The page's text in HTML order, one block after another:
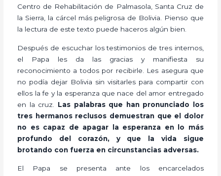
Centro de Rehabilitación de Palmasola, Santa Cruz de
la Sierra, la cárcel más peligrosa de Bolivia. Pienso que
la lectura de este texto puede haceros algún bien.
Después de escuchar los testimonios de tres internos,
el Papa les da las gracias y manifiesta su
reconocimiento a todos por recibirle. Les asegura que
no podía dejar Bolivia sin visitarles para compartir con
ellos la fe y la esperanza que nace del amor entregado
en la cruz. Las palabras que han pronunciado los
tres hermanos reclusos demuestran que el dolor
no es capaz de apagar la esperanza en lo más
profundo del corazón, y que la vida sigue
brotando con fuerza en circunstancias adversas.
El Papa se presenta ante los encarcelados